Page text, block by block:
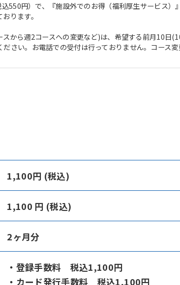
550円）で、『施設外でのお得（福利厚生サービス
ります。
から週2コースへの変更など)は、希望する前月10日
さい。お電話での受付は行っておりません。コース変
1,100円 (税込)
1,100 円 (税込)
2ヶ月分
・登録手数料 税込1,100円
・カード発行手数料 税込1,100円